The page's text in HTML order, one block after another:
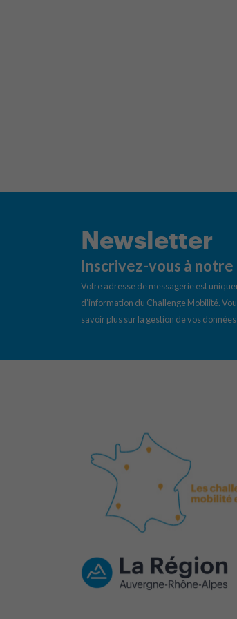
Newsletter
Inscrivez-vous à
Votre adresse de messagerie est
d’information du Challenge Mobilité.
savoir plus sur la gestion de vos